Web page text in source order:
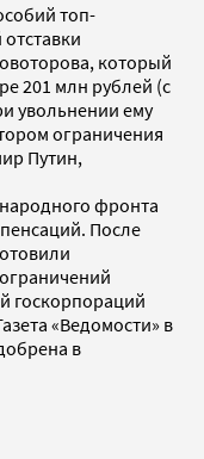
топ-
который
201 млн рублей (с
увольнении ему
ограничения
Путин,
фронта
После
госкорпораций
«Ведомости» в
в